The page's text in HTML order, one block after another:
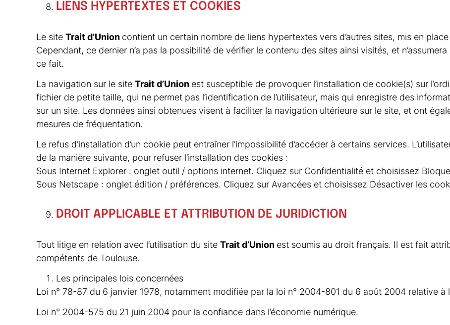
LIENS HYPERTEXTES ET COOKIES
Le site Trait d’Union contient un certain nombre de liens hypertextes vers d’autres sites, mis en
Cependant, ce dernier n’a pas la possibilité de vérifier le contenu des sites ainsi visités, et
ce fait.
La navigation sur le site Trait d’Union est susceptible de provoquer l’installation de cookie(s) sur
fichier de petite taille, qui ne permet pas l’identification de l’utilisateur, mais qui enregistre des
sur un site. Les données ainsi obtenues visent à faciliter la navigation ultérieure sur le site, et ont
mesures de fréquentation.
Le refus d’installation d’un cookie peut entraîner l’impossibilité d’accéder à certains services.
de la manière suivante, pour refuser l’installation des cookies :
Sous Internet Explorer : onglet outil / options internet. Cliquez sur Confidentialité et choisissez
Sous Netscape : onglet édition / préférences. Cliquez sur Avancées et choisissez Désactiver les
DROIT APPLICABLE ET ATTRIBUTION DE JURIDICTION
Tout litige en relation avec l’utilisation du site Trait d’Union est soumis au droit français. Il est fait
compétents de Toulouse.
Les principales lois concernées
Loi n° 78-87 du 6 janvier 1978, notamment modifiée par la loi n° 2004-801 du 6 août 2004 relative à
Loi n° 2004-575 du 21 juin 2004 pour la confiance dans l’économie numérique.